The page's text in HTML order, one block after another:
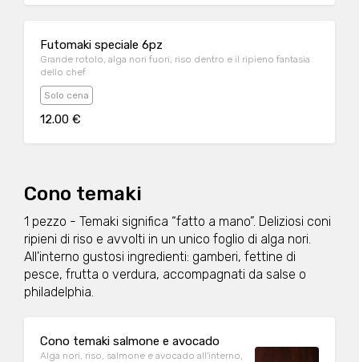
Futomaki speciale 6pz
Grande rotolo, alga nori fuori, riso dentro e il ripieno fantasia
dello chef
Solo cena
12.00 €
Cono temaki
1 pezzo - Temaki significa “fatto a mano”. Deliziosi coni
ripieni di riso e avvolti in un unico foglio di alga nori.
All'interno gustosi ingredienti: gamberi, fettine di
pesce, frutta o verdura, accompagnati da salse o
philadelphia.
Cono temaki salmone e avocado
Alga nori, riso, salmone e avocado all'interno,